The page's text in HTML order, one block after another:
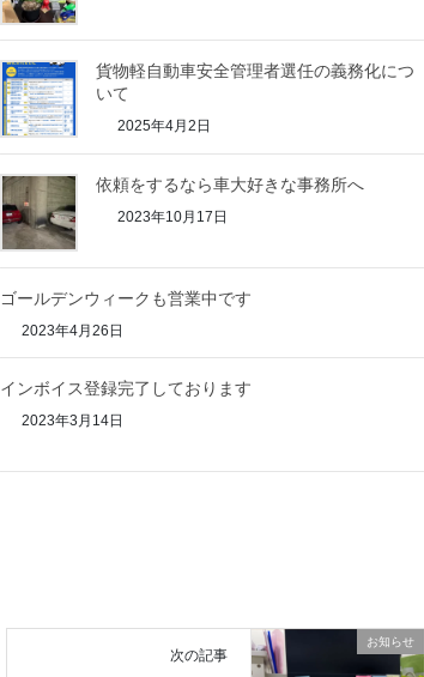
貨物軽自動車安全管理者選任の義務化につ
いて
2025年4月2日
依頼をするなら車大好きな事務所へ
2023年10月17日
ゴールデンウィークも営業中です
2023年4月26日
インボイス登録完了しております
2023年3月14日
お知らせ
次の記事